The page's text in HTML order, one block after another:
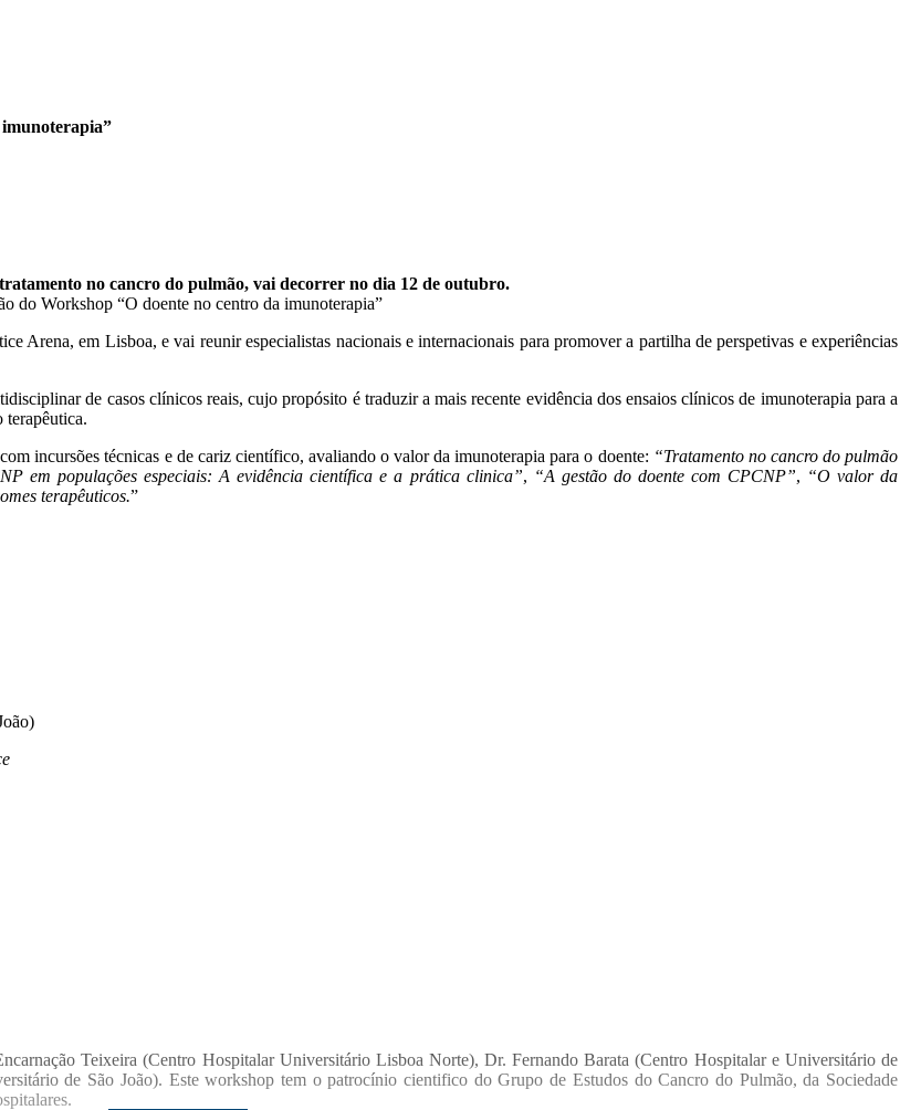
imunoterapia”
no cancro do pulmão, vai decorrer no dia 12 de outubro.
Arena, em Lisboa, e vai reunir especialistas nacionais e internacionais para promover a partilha de perspetivas e experiências
de casos clínicos reais, cujo propósito é traduzir a mais recente evidência dos ensaios clínicos de imunoterapia para a
terapêutica.
incursões técnicas e de cariz científico, avaliando o valor da imunoterapia para o doente: “Tratamento no cancro do pulmão
em populações especiais: A evidência científica e a prática clinica”, “A gestão do doente com CPCNP”, “O valor da
terapêuticos.”
Teixeira (Centro Hospitalar Universitário Lisboa Norte), Dr. Fernando Barata (Centro Hospitalar e Universitário de
de São João). Este workshop tem o patrocínio cientifico do Grupo de Estudos do Cancro do Pulmão, da Sociedade